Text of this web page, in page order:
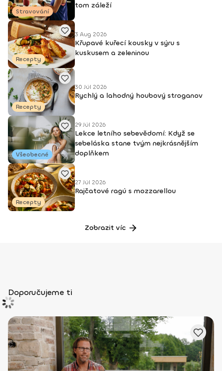
Stravování
tom záleží
Recepty
3 Aug 2026
Křupavé kuřecí kousky v sýru s
kuskusem a zeleninou
Recepty
30 Júl 2026
Rychlý a lahodný houbový stroganov
Všeobecné
29 Júl 2026
Lekce letního sebevědomí: Když se
sebeláska stane tvým nejkrásnějším
doplňkem
Recepty
27 Júl 2026
Rajčatové ragú s mozzarellou
Zobrazit víc
Doporučujeme ti